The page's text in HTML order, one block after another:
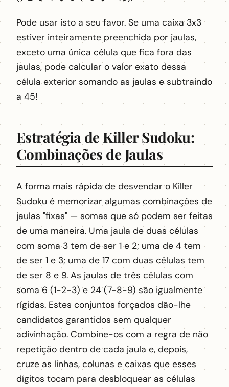
Pode usar isto a seu favor. Se uma caixa 3x3
estiver inteiramente preenchida por jaulas,
exceto uma única célula que fica fora das
jaulas, pode calcular o valor exato dessa
célula exterior somando as jaulas e subtraindo
a 45!
Estratégia de Killer Sudoku:
Combinações de Jaulas
A forma mais rápida de desvendar o Killer
Sudoku é memorizar algumas combinações de
jaulas "fixas" — somas que só podem ser feitas
de uma maneira. Uma jaula de duas células
com soma 3 tem de ser 1 e 2; uma de 4 tem
de ser 1 e 3; uma de 17 com duas células tem
de ser 8 e 9. As jaulas de três células com
soma 6 (1-2-3) e 24 (7-8-9) são igualmente
rígidas. Estes conjuntos forçados dão-lhe
candidatos garantidos sem qualquer
adivinhação. Combine-os com a regra de não
repetição dentro de cada jaula e, depois,
cruze as linhas, colunas e caixas que esses
dígitos tocam para desbloquear as células